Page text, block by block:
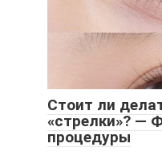
Стоит ли
«стрелки»? —
процедуры